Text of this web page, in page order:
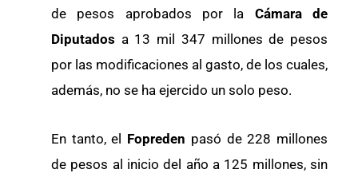
de pesos aprobados por la Cámara de
Diputados a 13 mil 347 millones de pesos
por las modificaciones al gasto, de los cuales,
además, no se ha ejercido un solo peso.
En tanto, el Fopreden pasó de 228 millones
de pesos al inicio del año a 125 millones, sin